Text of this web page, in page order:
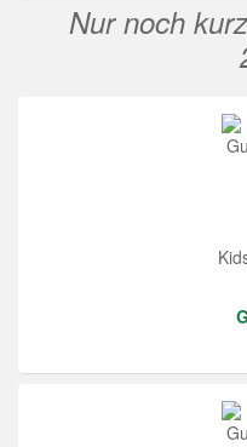
Nur noch